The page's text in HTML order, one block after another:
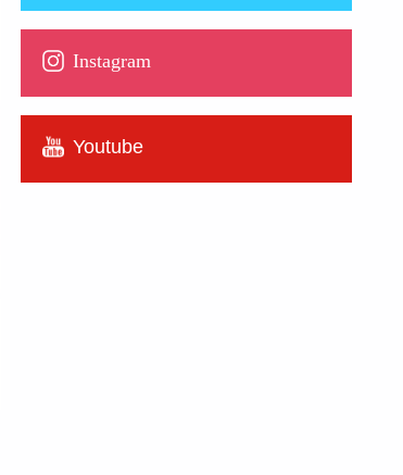
Instagram
Youtube